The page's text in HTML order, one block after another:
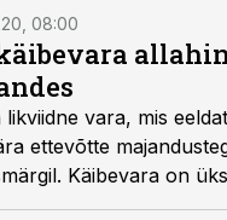
ja imelik, siis elu on
Igatahes on
ja
kokku saamata, kirjutab
partner,
Mart Nõmper.
08:00
vara, mis
ettevõtte
Käibevara on
kasulik ressurss, kui